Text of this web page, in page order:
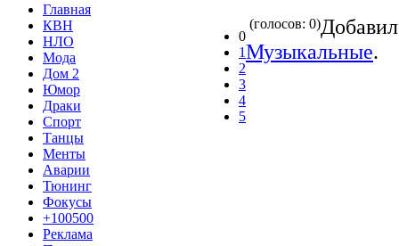
Главная
КВН
НЛО
Мода
Дом 2
Юмор
Драки
Спорт
Танцы
Менты
Аварии
Тюнинг
Фокусы
+100500
Реклама
0
1
2
3
4
5
(голосов: 0)
Музыкальные.